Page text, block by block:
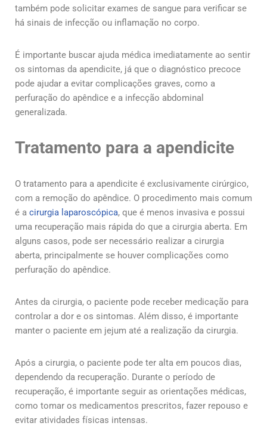
também pode solicitar exames de sangue para verificar se
há sinais de infecção ou inflamação no corpo.
É importante buscar ajuda médica imediatamente ao sentir
os sintomas da apendicite, já que o diagnóstico precoce
pode ajudar a evitar complicações graves, como a
perfuração do apêndice e a infecção abdominal
generalizada.
Tratamento para a apendicite
O tratamento para a apendicite é exclusivamente cirúrgico,
com a remoção do apêndice. O procedimento mais comum
é a cirurgia laparoscópica, que é menos invasiva e possui
uma recuperação mais rápida do que a cirurgia aberta. Em
alguns casos, pode ser necessário realizar a cirurgia
aberta, principalmente se houver complicações como
perfuração do apêndice.
Antes da cirurgia, o paciente pode receber medicação para
controlar a dor e os sintomas. Além disso, é importante
manter o paciente em jejum até a realização da cirurgia.
Após a cirurgia, o paciente pode ter alta em poucos dias,
dependendo da recuperação. Durante o período de
recuperação, é importante seguir as orientações médicas,
como tomar os medicamentos prescritos, fazer repouso e
evitar atividades físicas intensas.